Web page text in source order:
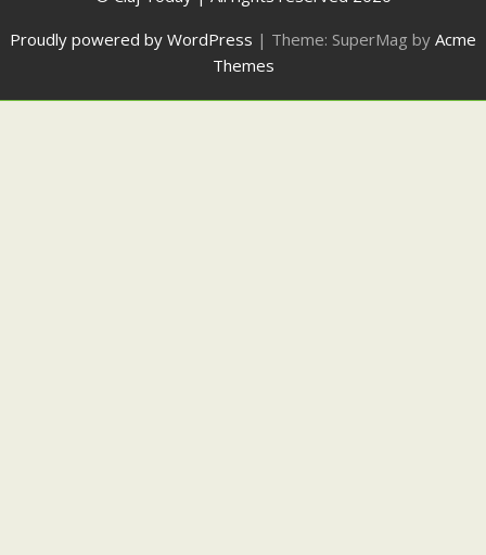
Proudly powered by WordPress | Theme: SuperMag by Acme
Themes